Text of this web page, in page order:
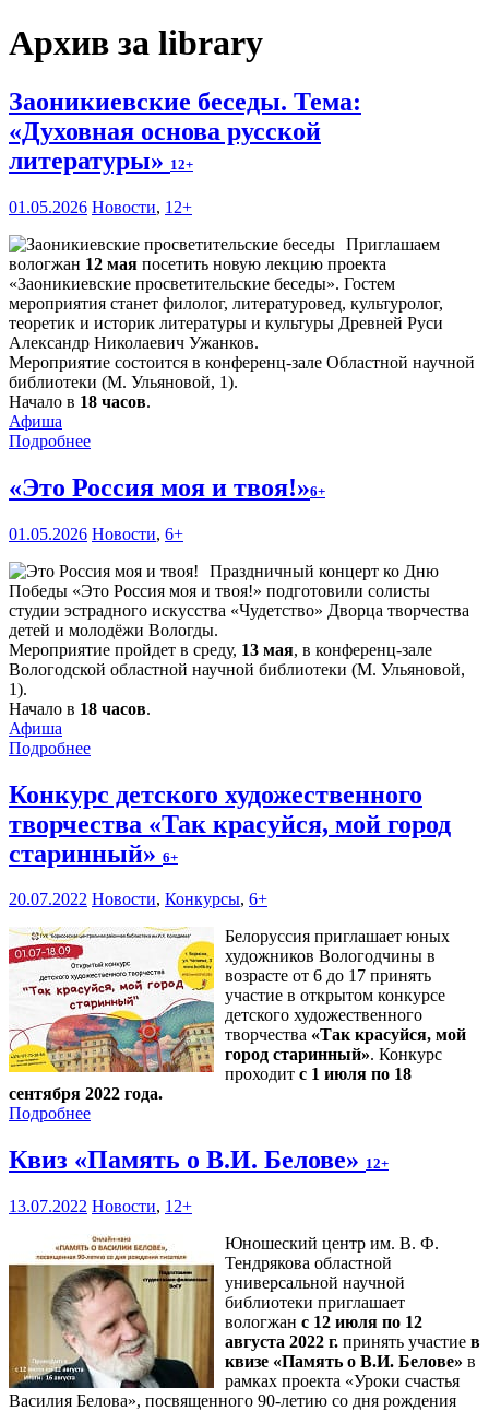
Архив за library
Заоникиевские беседы. Тема:
«Духовная основа русской
литературы» 12+
01.05.2026 Новости, 12+
Приглашаем
вологжан 12 мая посетить новую лекцию проекта
«Заоникиевские просветительские беседы». Гостем
мероприятия станет филолог, литературовед, культуролог,
теоретик и историк литературы и культуры Древней Руси
Александр Николаевич Ужанков.
Мероприятие состоится в конференц-зале Областной научной
библиотеки (М. Ульяновой, 1).
Начало в 18 часов.
Афиша
Подробнее
«Это Россия моя и твоя!»6+
01.05.2026 Новости, 6+
Праздничный концерт ко Дню
Победы «Это Россия моя и твоя!» подготовили солисты
студии эстрадного искусства «Чудетство» Дворца творчества
детей и молодёжи Вологды.
Мероприятие пройдет в среду, 13 мая, в конференц-зале
Вологодской областной научной библиотеки (М. Ульяновой,
1).
Начало в 18 часов.
Афиша
Подробнее
Конкурс детского художественного
творчества «Так красуйся, мой город
старинный» 6+
20.07.2022 Новости, Конкурсы, 6+
Белоруссия приглашает юных
художников Вологодчины в
возрасте от 6 до 17 принять
участие в открытом конкурсе
детского художественного
творчества «Так красуйся, мой
город старинный». Конкурс
проходит с 1 июля по 18
сентября 2022 года.
Подробнее
Квиз «Память о В.И. Белове» 12+
13.07.2022 Новости, 12+
Юношеский центр им. В. Ф.
Тендрякова областной
универсальной научной
библиотеки приглашает
вологжан с 12 июля по 12
августа 2022 г. принять участие в
квизе «Память о В.И. Белове» в
рамках проекта «Уроки счастья
Василия Белова», посвященного 90-летию со дня рождения